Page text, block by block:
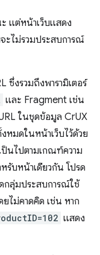
แต่หน้าเว็บแสดง
ะไม่รวมประสบการณ์
ซึ่งรวมถึงพารามิเตอร์
และ Fragment เช่น
ในชุดข้อมูล CrUX
หมดในหน้าเว็บไว้ด้วย
ป็นไปตามเกณฑ์ความ
รับหน้าเดียวกัน โปรด
กลุ่มประสบการณ์ใช้
ไม่คาดคิด เช่น หาก
แสดง